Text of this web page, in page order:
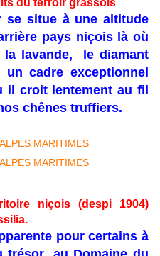
du terroir grassois
se situe à une altitude
pays niçois là où
la lavande, le diamant
cadre exceptionnel
il croit lentement au fil
chênes truffiers.
niçois (despi 1904)
pour certains à